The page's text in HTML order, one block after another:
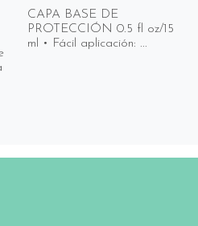
CAPA BASE DE
PROTECCIÓN 0.5 fl oz/15
ml • Fácil aplicación: ...